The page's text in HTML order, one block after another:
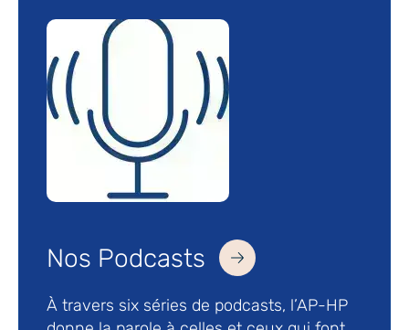
Nos Podcasts
À travers six séries de podcasts, l’AP-HP